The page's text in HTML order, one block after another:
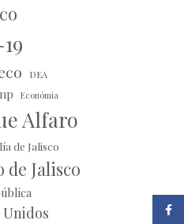
DEA
Económia
Alfaro
de Jalisco
de Jalisco